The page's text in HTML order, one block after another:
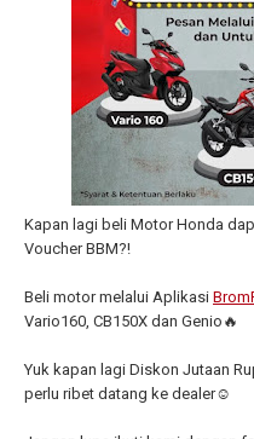
Kapan lagi beli Motor Honda
Voucher BBM?!
Beli motor melalui Aplikasi
Vario160, CB150X dan Genio🔥
Yuk kapan lagi Diskon Jutaan
perlu ribet datang ke dealer☺️